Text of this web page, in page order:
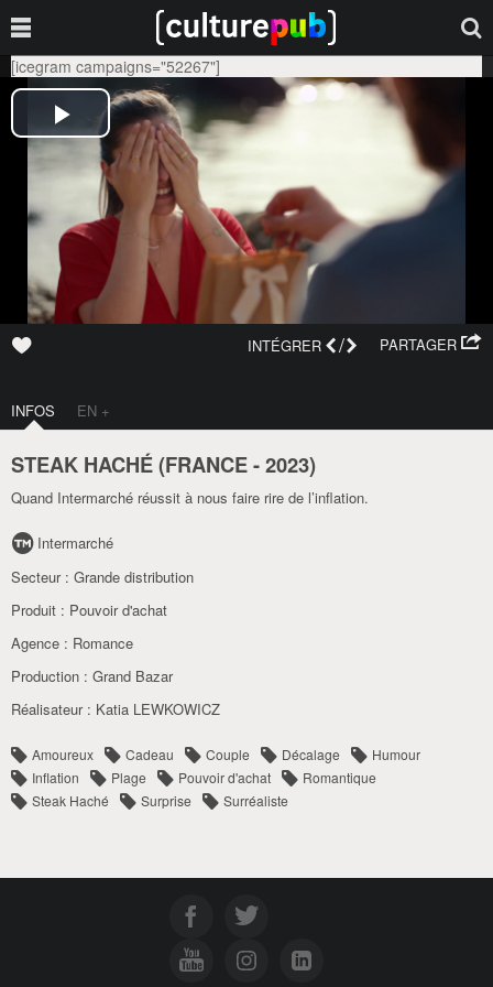
[icegram campaigns="52267"]
PARTAGER
INTÉGRER /
INFOS EN +
STEAK HACHÉ (FRANCE-2023)
Quand Intermarché réussit à nous faire rire de l’inflation.
Intermarché
Secteur : Grande distribution
Produit : Pouvoir d'achat
Agence : Romance
Production : Grand Bazar
Réalisateur : Katia LEWKOWICZ
Amoureux Cadeau Couple Décalage
Humour
Inflation
Plage Pouvoir d'achat
Romantique
Steak Haché
Surprise Surréaliste